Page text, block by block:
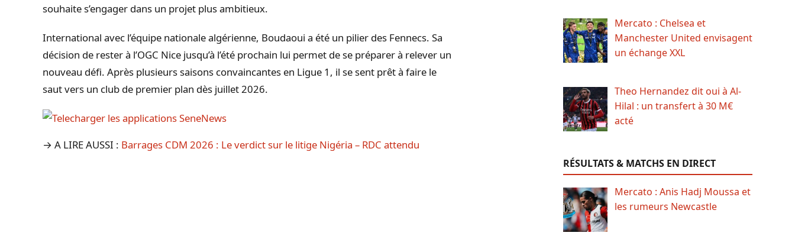
souhaite s’engager dans un projet plus ambitieux.
International avec l’équipe nationale algérienne, Boudaoui a été un pilier des Fennecs. Sa
décision de rester à l’OGC Nice jusqu’à l’été prochain lui permet de se préparer à relever un
nouveau défi. Après plusieurs saisons convaincantes en Ligue 1, il se sent prêt à faire le
saut vers un club de premier plan dès juillet 2026.
→ A LIRE AUSSI : Barrages CDM 2026 : Le verdict sur le litige Nigéria – RDC attendu
Mercato : Chelsea et
Manchester United envisagent
un échange XXL
Theo Hernandez dit oui à Al-
Hilal : un transfert à 30 M€
acté
RÉSULTATS & MATCHS EN DIRECT
Mercato : Anis Hadj Moussa et
les rumeurs Newcastle